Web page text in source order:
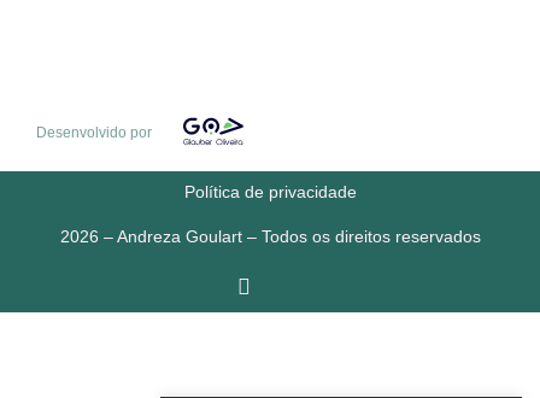
Desenvolvido por
Política de privacidade
2026 – Andreza Goulart – Todos os direitos reservados